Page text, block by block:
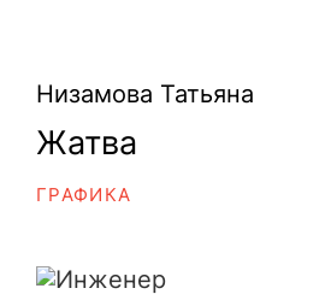
Низамова Татьяна
Жатва
ГРАФИКА
Инженер